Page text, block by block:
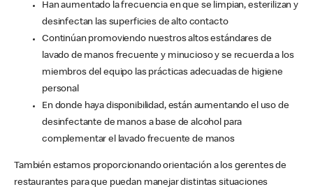
Han aumentado la frecuencia en que se limpian, esterilizan y
desinfectan las superficies de alto contacto
Continúan promoviendo nuestros altos estándares de
lavado de manos frecuente y minucioso y se recuerda a los
miembros del equipo las prácticas adecuadas de higiene
personal
En donde haya disponibilidad, están aumentando el uso de
desinfectante de manos a base de alcohol para
complementar el lavado frecuente de manos
También estamos proporcionando orientación a los gerentes de
restaurantes para que puedan manejar distintas situaciones